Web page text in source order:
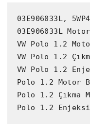
03E906033L,
03E906033L
VW Polo 1.2
VW Polo 1.2
VW Polo 1.2
Polo 1.2 Motor
Polo 1.2 Çıkma
Polo 1.2